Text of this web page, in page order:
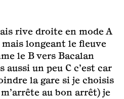
rive droite en mode A
longeant le fleuve
le B vers Bacalan
aussi un peu C c’est car
la gare si je choisis
au bon arrêt) je